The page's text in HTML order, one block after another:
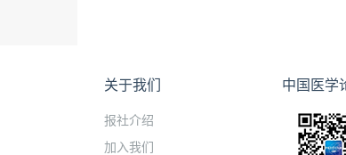
关于我们
报社介绍
加入我们
中国医学